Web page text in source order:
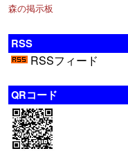
森の掲示板
RSS
RSSフィード
QRコード